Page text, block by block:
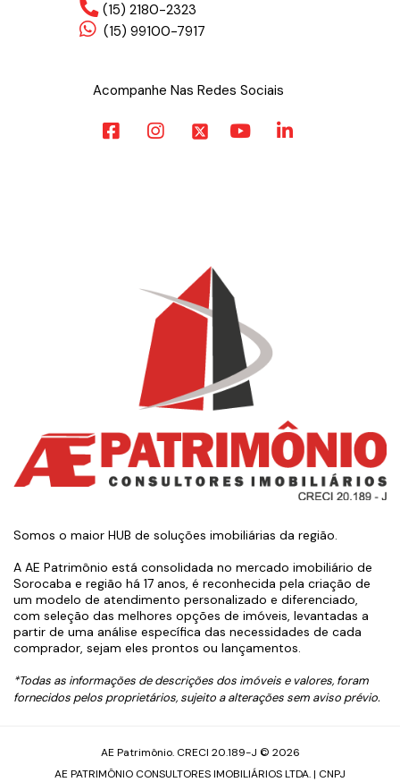
(15) 2180-2323
(15) 99100-7917
Acompanhe Nas Redes Sociais
Somos o maior HUB de soluções imobiliárias da região.
A AE Patrimônio está consolidada no mercado imobiliário de
Sorocaba e região há 17 anos, é reconhecida pela criação de
um modelo de atendimento personalizado e diferenciado,
com seleção das melhores opções de imóveis, levantadas a
partir de uma análise específica das necessidades de cada
comprador, sejam eles prontos ou lançamentos.
*Todas as informações de descrições dos imóveis e valores, foram
fornecidos pelos proprietários, sujeito a alterações sem aviso prévio.
AE Patrimônio. CRECI 20.189-J © 2026
AE PATRIMÔNIO CONSULTORES IMOBILIÁRIOS LTDA. | CNPJ